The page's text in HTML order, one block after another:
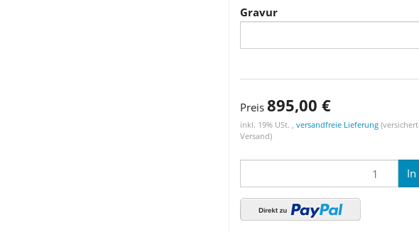
Gravur
Preis 895,00 €
inkl. 19% USt. , versandfreie Lieferung
Versand)